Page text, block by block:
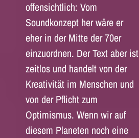
offensichtlich: Vom
Soundkonzept her wäre er
eher in der Mitte der 70er
einzuordnen. Der Text aber ist
zeitlos und handelt von der
Kreativität im Menschen und
von der Pflicht zum
Optimismus. Wenn wir auf
diesem Planeten noch eine